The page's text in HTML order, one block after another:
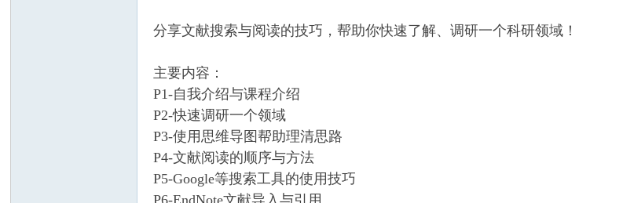
分享文献搜索与阅读的技巧，帮助你快速了解、调研一个科研领域！
主要内容：
P1-自我介绍与课程介绍
P2-快速调研一个领域
P3-使用思维导图帮助理清思路
P4-文献阅读的顺序与方法
P5-Google等搜索工具的使用技巧
P6-EndNote文献导入与引用